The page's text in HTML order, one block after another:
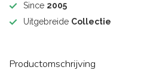
Since 2005
Uitgebreide Collectie
Productomschrijving